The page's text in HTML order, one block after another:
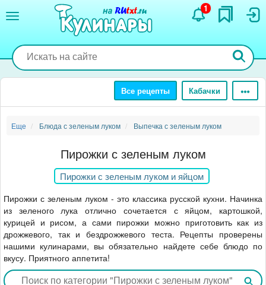
содержанию
1
Все рецепты Кабачки
Еще Блюда с зеленым луком Выпечка с зеленым луком
Пирожки с зеленым луком
Пирожки с зеленым луком и яйцом
Пирожки с зеленым луком - это классика русской кухни. Начинка
из зеленого лука отлично сочетается с яйцом, картошкой,
курицей и рисом, а сами пирожки можно приготовить как из
дрожжевого, так и бездрожжевого теста. Рецепты проверены
нашими кулинарами, вы обязательно найдете себе блюдо по
вкусу. Приятного аппетита!